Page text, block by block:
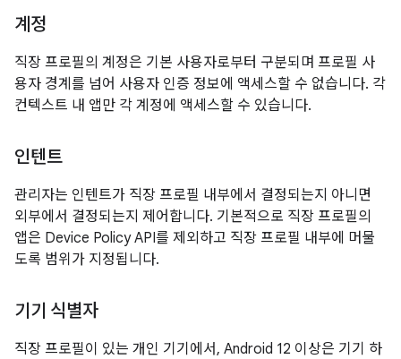
계정
직장 프로필의 계정은 기본 사용자로부터 구분되며 프로필 사
용자 경계를 넘어 사용자 인증 정보에 액세스할 수 없습니다. 각
컨텍스트 내 앱만 각 계정에 액세스할 수 있습니다.
인텐트
관리자는 인텐트가 직장 프로필 내부에서 결정되는지 아니면
외부에서 결정되는지 제어합니다. 기본적으로 직장 프로필의
앱은 Device Policy API를 제외하고 직장 프로필 내부에 머물
도록 범위가 지정됩니다.
기기 식별자
직장 프로필이 있는 개인 기기에서, Android 12 이상은 기기 하